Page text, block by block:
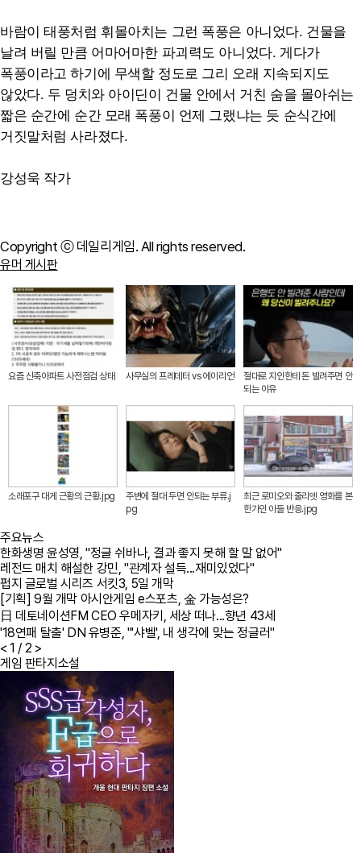
바람이 태풍처럼 휘몰아치는 그런 폭풍은 아니었다. 건물을
날려 버릴 만큼 어마어마한 파괴력도 아니었다. 게다가
폭풍이라고 하기에 무색할 정도로 그리 오래 지속되지도
않았다. 두 덩치와 아이딘이 건물 안에서 거친 숨을 몰아쉬는
짧은 순간에 순간 모래 폭풍이 언제 그랬냐는 듯 순식간에
거짓말처럼 사라졌다.
강성욱 작가
Copyright ⓒ 데일리게임. All rights reserved.
유머 게시판
요즘 신축아파트 사전점검 상태 사무실의 프레데터 vs 에이리언
절대로 지인한테 돈 빌려주면 안
되는 이유
소래포구 대게 근황의 근황.jpg
주변에 절대 두면 안되는 부류.j
pg
최근 로미오와 줄리엣 영화를 본
한가인 아들 반응.jpg
주요뉴스
한화생명 윤성영, "정글 쉬바나, 결과 좋지 못해 할 말 없어"
레전드 매치 해설한 강민, "관계자 설득...재미있었다"
펍지 글로벌 시리즈 서킷3, 5일 개막
[기획] 9월 개막 아시안게임 e스포츠, 金 가능성은?
日 데토네이션FM CEO 우메자키, 세상 떠나...향년 43세
'18연패 탈출' DN 유병준, "'샤벨', 내 생각에 맞는 정글러"
< 1 / 2 >
게임 판타지소설